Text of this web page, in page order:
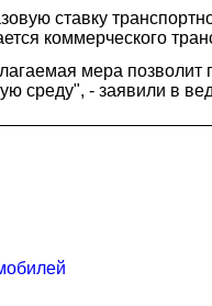
ставку
коммерческого
мера позволит
среду", - заявили в